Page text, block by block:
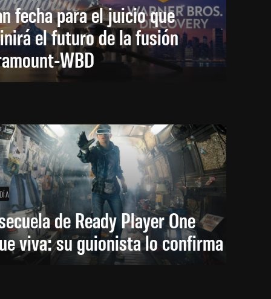
fecha para el juicio que
el futuro de la fusión
WBD
de Ready Player One
viva: su guionista lo confirma